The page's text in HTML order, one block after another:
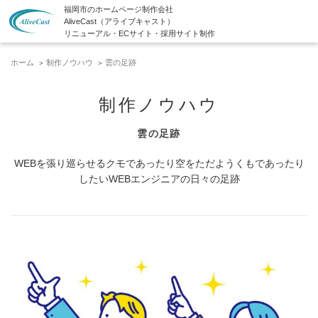
福岡市のホームページ制作会社
AliveCast（アライブキャスト）
リニューアル・ECサイト・採用サイト制作
ホーム 制作ノウハウ 雲の足跡
制作ノウハウ
雲の足跡
WEBを張り巡らせるクモであったり空をただようくもであったり
したいWEBエンジニアの日々の足跡